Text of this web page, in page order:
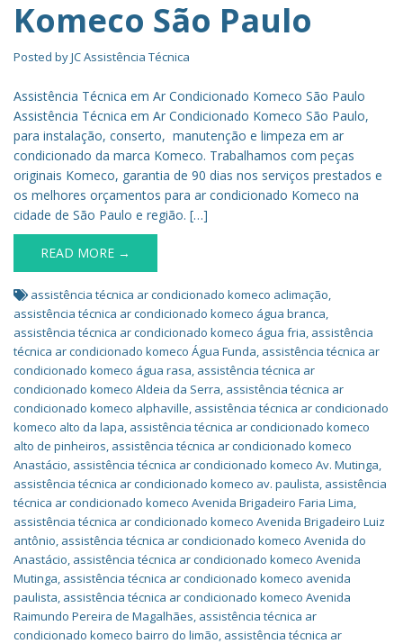
Komeco São Paulo
Posted byJC Assistência Técnica
Assistência Técnica em Ar Condicionado Komeco São Paulo
Assistência Técnica em Ar Condicionado Komeco São Paulo,
para instalação, conserto, manutenção e limpeza em ar
condicionado da marca Komeco. Trabalhamos com peças
originais Komeco, garantia de 90 dias nos serviços prestados e
os melhores orçamentos para ar condicionado Komeco na
cidade de São Paulo e região. […]
READ MORE →
assistência técnica ar condicionado komeco aclimação,
assistência técnica ar condicionado komeco água branca,
assistência técnica ar condicionado komeco água fria, assistência
técnica ar condicionado komeco Água Funda, assistência técnica ar
condicionado komeco água rasa, assistência técnica ar
condicionado komeco Aldeia da Serra, assistência técnica ar
condicionado komeco alphaville, assistência técnica ar condicionado
komeco alto da lapa, assistência técnica ar condicionado komeco
alto de pinheiros, assistência técnica ar condicionado komeco
Anastácio, assistência técnica ar condicionado komeco Av. Mutinga,
assistência técnica ar condicionado komeco av. paulista, assistência
técnica ar condicionado komeco Avenida Brigadeiro Faria Lima,
assistência técnica ar condicionado komeco Avenida Brigadeiro Luiz
antônio, assistência técnica ar condicionado komeco Avenida do
Anastácio, assistência técnica ar condicionado komeco Avenida
Mutinga, assistência técnica ar condicionado komeco avenida
paulista, assistência técnica ar condicionado komeco Avenida
Raimundo Pereira de Magalhães, assistência técnica ar
condicionado komeco bairro do limão, assistência técnica ar